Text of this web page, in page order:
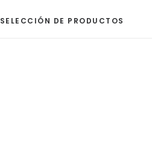
SELECCIÓN DE PRODUCTOS